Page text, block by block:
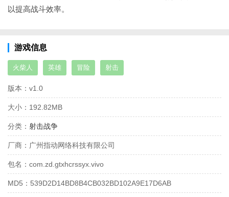
以提高战斗效率。
游戏信息
火柴人 英雄 冒险 射击
版本： v1.0
大小： 192.82MB
分类： 射击战争
厂商： 广州指动网络科技有限公司
包名： com.zd.gtxhcrssyx.vivo
MD5： 539D2D14BD8B4CB032BD102A9E17D6AB